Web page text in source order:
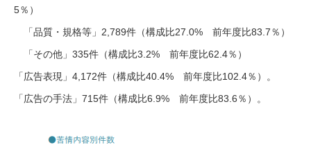
5％）
「品質・規格等」2,789件（構成比27.0% 前年度比83.7％）
「その他」335件（構成比3.2% 前年度比62.4％）
「広告表現」4,172件（構成比40.4% 前年度比102.4％）。
「広告の手法」715件（構成比6.9% 前年度比83.6％）。